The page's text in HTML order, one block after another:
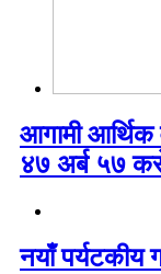
आगामी
४७ अर्ब ५७
नयाँ पर्यटकीय